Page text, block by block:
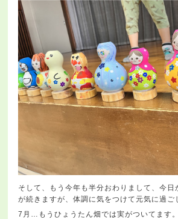
そして、もう今年も半分おわりまして、今日
が続きますが、体調に気をつけて元気に過ご
7月…もうひょうたん畑では実がついてます